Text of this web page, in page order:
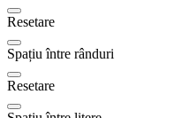
Resetare
Spațiu între rânduri
Resetare